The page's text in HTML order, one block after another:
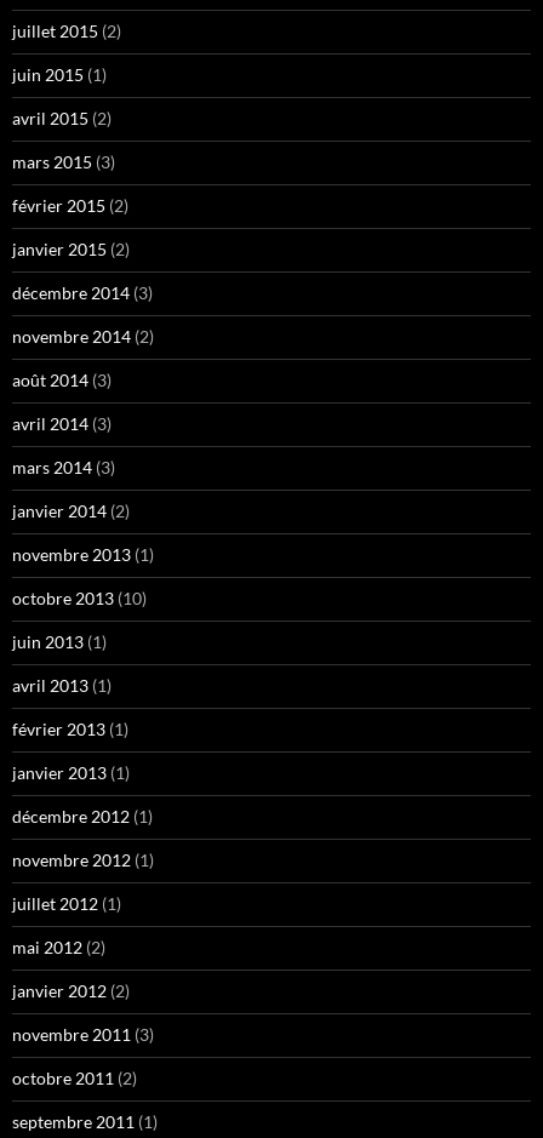
juillet 2015 (2)
juin 2015 (1)
avril 2015 (2)
mars 2015 (3)
février 2015 (2)
janvier 2015 (2)
décembre 2014 (3)
novembre 2014 (2)
août 2014 (3)
avril 2014 (3)
mars 2014 (3)
janvier 2014 (2)
novembre 2013 (1)
octobre 2013 (10)
juin 2013 (1)
avril 2013 (1)
février 2013 (1)
janvier 2013 (1)
décembre 2012 (1)
novembre 2012 (1)
juillet 2012 (1)
mai 2012 (2)
janvier 2012 (2)
novembre 2011 (3)
octobre 2011 (2)
septembre 2011 (1)